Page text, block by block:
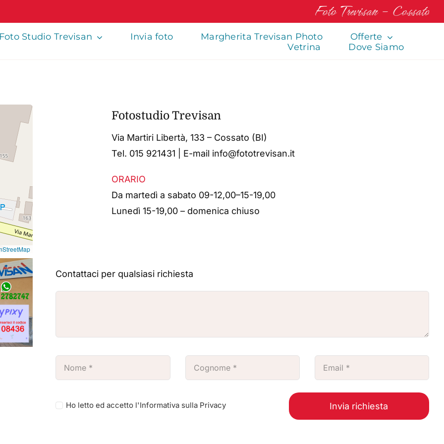
Foto Trevisan – Cossato
Foto Studio Trevisan Invia foto Margherita Trevisan Photo
Offerte
Vetrina
Dove Siamo
Fotostudio Trevisan
Via Martiri Libertà, 133 – Cossato (BI)
Tel. 015 921431 | E-mail info@fototrevisan.it
ORARIO
Da martedì a sabato 09-12,00–15-19,00
Lunedì 15-19,00 – domenica chiuso
Contattaci per qualsiasi richiesta
Ho letto ed accetto l'Informativa sulla Privacy Invia richiesta